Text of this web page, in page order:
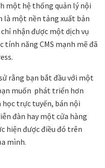
một hệ thống quản lý nội
là một nền tảng xuất bản
nhận được một dịch vụ
tính năng CMS mạnh mẽ đã
rằng bạn bắt đầu với một
muốn phát triển hơn
học trực tuyến, bán nội
đàn hay một cửa hàng
hiện được điều đó trên
mình.